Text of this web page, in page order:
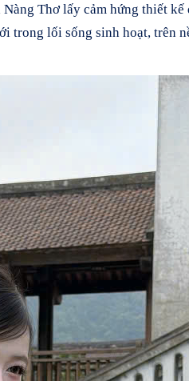
Nàng Thơ lấy cảm hứng thiết
lối sống sinh hoạt, trên